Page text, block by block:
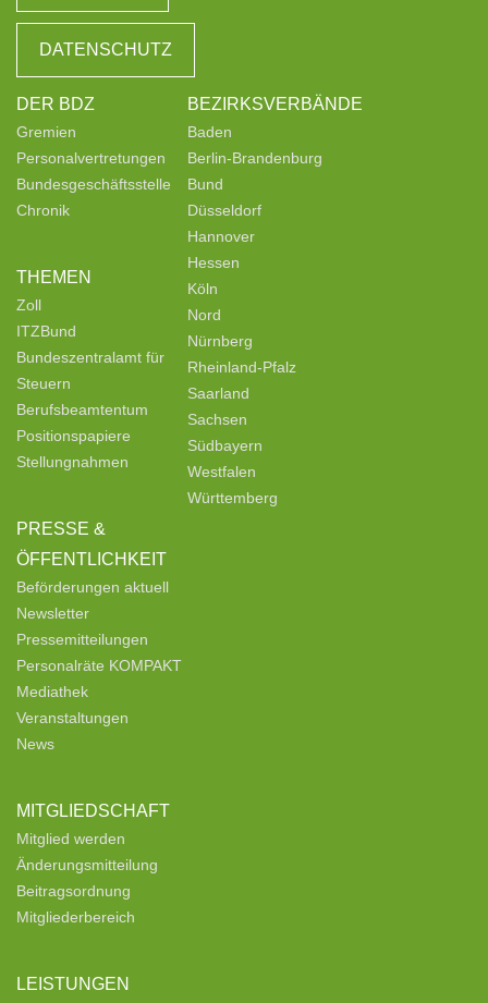
DATENSCHUTZ
DER BDZ
Gremien
Personalvertretungen
Bundesgeschäftsstelle
Chronik
THEMEN
Zoll
ITZBund
Bundeszentralamt für
Steuern
Berufsbeamtentum
Positionspapiere
Stellungnahmen
PRESSE &
ÖFFENTLICHKEIT
Beförderungen aktuell
Newsletter
Pressemitteilungen
Personalräte KOMPAKT
Mediathek
Veranstaltungen
News
MITGLIEDSCHAFT
Mitglied werden
Änderungsmitteilung
Beitragsordnung
Mitgliederbereich
LEISTUNGEN
BEZIRKSVERBÄNDE
Baden
Berlin-Brandenburg
Bund
Düsseldorf
Hannover
Hessen
Köln
Nord
Nürnberg
Rheinland-Pfalz
Saarland
Sachsen
Südbayern
Westfalen
Württemberg